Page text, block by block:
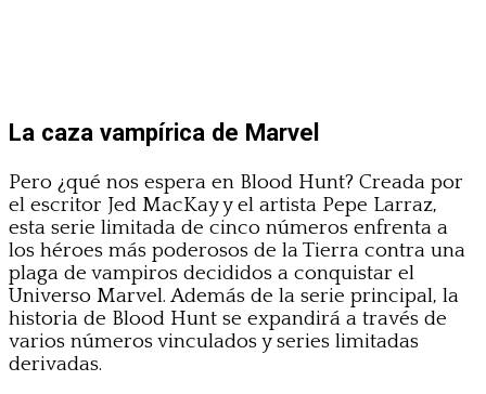
La caza vampírica de Marvel
Pero ¿qué nos espera en Blood Hunt? Creada por
el escritor Jed MacKay y el artista Pepe Larraz,
esta serie limitada de cinco números enfrenta a
los héroes más poderosos de la Tierra contra una
plaga de vampiros decididos a conquistar el
Universo Marvel. Además de la serie principal, la
historia de Blood Hunt se expandirá a través de
varios números vinculados y series limitadas
derivadas.